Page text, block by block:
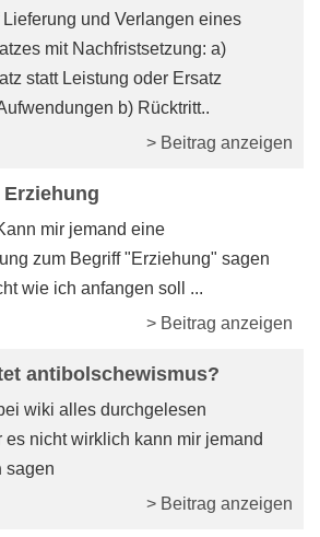
Lieferung und Verlangen eines
mit Nachfristsetzung: a)
statt Leistung oder Ersatz
b) Rücktritt..
> Beitrag anzeigen
mir jemand eine
zum Begriff "Erziehung" sagen
wie ich anfangen soll ...
> Beitrag anzeigen
antibolschewismus?
wiki alles durchgelesen
es nicht wirklich kann mir jemand
sagen
> Beitrag anzeigen